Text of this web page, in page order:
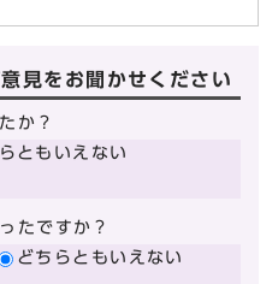
見をお聞かせください
か？
ともいえない
たですか？
どちらともいえない